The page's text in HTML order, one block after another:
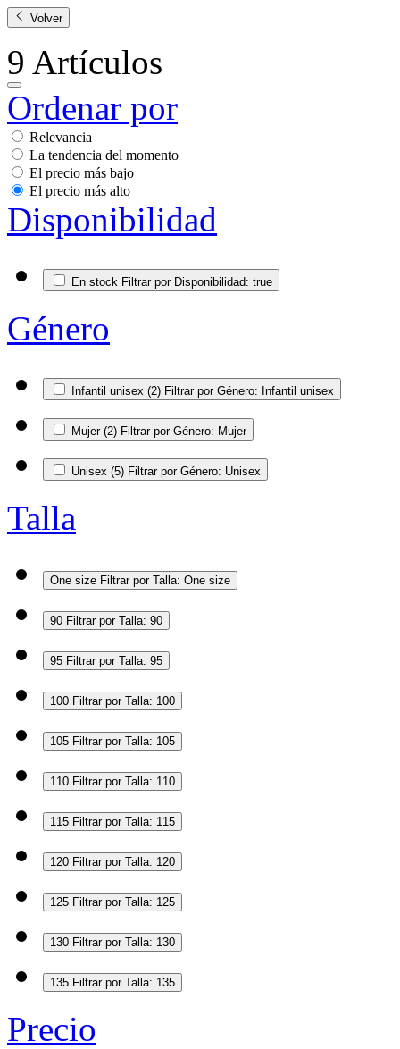
Volver
9 Artículos
Ordenar por
Relevancia
La tendencia del momento
El precio más bajo
El precio más alto
Disponibilidad
En stock Filtrar por Disponibilidad: true
Género
Infantil unisex (2) Filtrar por Género: Infantil unisex
Mujer (2) Filtrar por Género: Mujer
Unisex (5) Filtrar por Género: Unisex
Talla
One size Filtrar por Talla: One size
90 Filtrar por Talla: 90
95 Filtrar por Talla: 95
100 Filtrar por Talla: 100
105 Filtrar por Talla: 105
110 Filtrar por Talla: 110
115 Filtrar por Talla: 115
120 Filtrar por Talla: 120
125 Filtrar por Talla: 125
130 Filtrar por Talla: 130
135 Filtrar por Talla: 135
Precio